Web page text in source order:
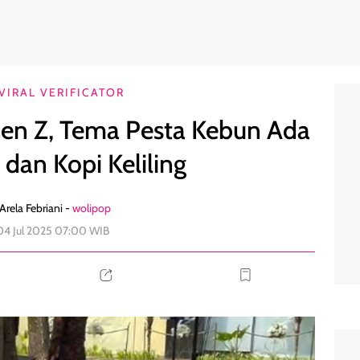
VERIFICATOR
Z, Tema Pesta Kebun Ada
Kopi Keliling
Febriani -wolipop
Jul 2025 07:00 WIB